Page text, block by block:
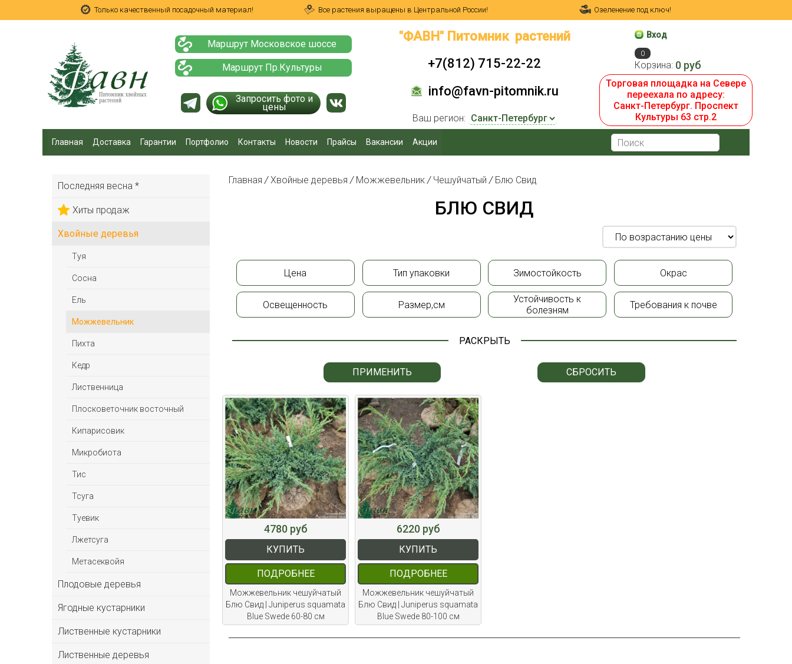
Только качественный посадочный материал! Все растения выращены в Центральной России! Озеленение под ключ!
Маршрут Московское шоссе
Маршрут Пр.Культуры
Запросить фото и
цены
"ФАВН" Питомник растений
+7(812) 715-22-22
info@favn-pitomnik.ru
Ваш регион:
Вход
0
Корзина: 0 руб
Торговая площадка на Севере
переехала по адресу:
Санкт-Петербург. Проспект
Культуры 63 стр.2
Главная Доставка Гарантии Портфолио Контакты Новости Прайсы Вакансии Акции
Последняя весна *
Хиты продаж
Хвойные деревья
Туя
Сосна
Ель
Можжевельник
Пихта
Кедр
Лиственница
Плосковеточник восточный
Кипарисовик
Микробиота
Тис
Тсуга
Туевик
Лжетсуга
Метасеквойя
Плодовые деревья
Ягодные кустарники
Лиственные кустарники
Лиственные деревья
Главная / Хвойные деревья / Можжевельник / Чешуйчатый / Блю Свид
БЛЮ СВИД
Цена Тип упаковки Зимостойкость Окрас
Освещенность Размер,см
Устойчивость к
болезням
Требования к почве
РАСКРЫТЬ
ПРИМЕНИТЬ СБРОСИТЬ
4780 руб
КУПИТЬ
ПОДРОБНЕЕ
Можжевельник чешуйчатый
Блю Свид | Juniperus squamata
Blue Swede 60-80 см
6220 руб
КУПИТЬ
ПОДРОБНЕЕ
Можжевельник чешуйчатый
Блю Свид | Juniperus squamata
Blue Swede 80-100 см